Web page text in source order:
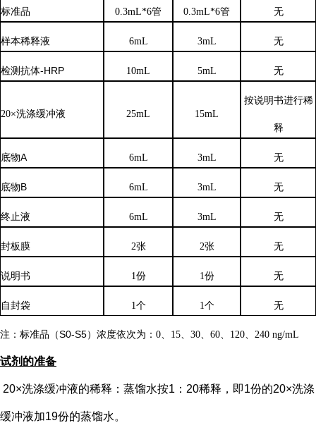
标准品 0.3mL*6管 0.3mL*6管 无
样本稀释液 6mL 3mL 无
检测抗体-HRP 10mL 5mL 无
20×洗涤缓冲液 25mL 15mL
按说明书进行稀
释
底物A 6mL 3mL 无
底物B 6mL 3mL 无
终止液 6mL 3mL 无
封板膜 2张 2张 无
说明书 1份 1份 无
自封袋 1个 1个 无
注：标准品（S0-S5）浓度依次为： 0、15、30、60、120、240 ng/mL
试剂的准备
20×洗涤缓冲液的稀释：蒸馏水按1：20稀释，即1份的20×洗涤
缓冲液加19份的蒸馏水。